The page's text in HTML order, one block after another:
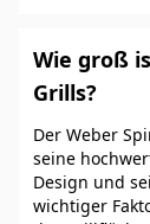
Wie groß
Grills?
Der Weber
seine
Design und
wichtiger